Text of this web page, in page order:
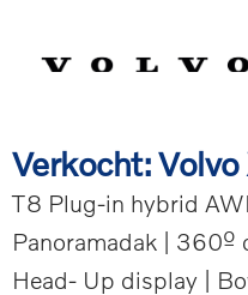
Verkocht:
T8 Plug-in hybrid
Panoramadak | 360º
Head- Up display |